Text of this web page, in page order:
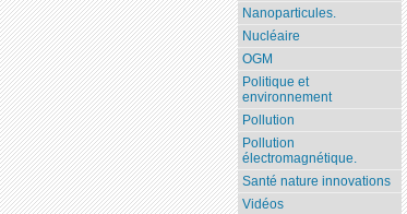
Nanoparticules.
Nucléaire
OGM
Politique et
environnement
Pollution
Pollution
électromagnétique.
Santé nature innovations
Vidéos